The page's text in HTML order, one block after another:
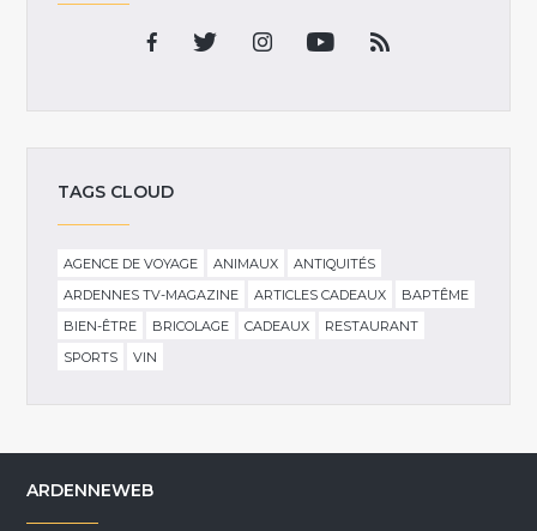
TAGS CLOUD
AGENCE DE VOYAGE ANIMAUX
ANTIQUITÉS
ARDENNES TV-MAGAZINE
ARTICLES CADEAUX
BAPTÊME
BIEN-ÊTRE
BRICOLAGE CADEAUX
RESTAURANT
SPORTS
VIN
ARDENNEWEB